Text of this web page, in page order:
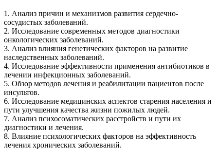
1. Анализ причин и механизмов развития сердечно-
сосудистых заболеваний.
2. Исследование современных методов диагностики
онкологических заболеваний.
3. Анализ влияния генетических факторов на развитие
наследственных заболеваний.
4. Исследование эффективности применения антибиотиков в
лечении инфекционных заболеваний.
5. Обзор методов лечения и реабилитации пациентов после
инсультов.
6. Исследование медицинских аспектов старения населения и
пути улучшения качества жизни пожилых людей.
7. Анализ психосоматических расстройств и пути их
диагностики и лечения.
8. Влияние психологических факторов на эффективность
лечения хронических заболеваний.